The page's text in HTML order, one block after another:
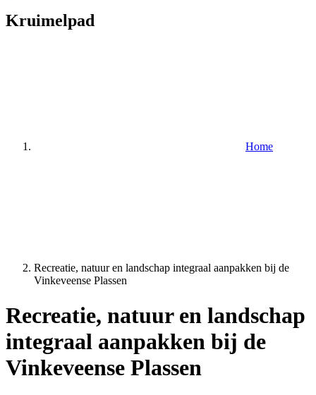
Kruimelpad
Home
Recreatie, natuur en landschap integraal aanpakken bij de
Vinkeveense Plassen
Recreatie, natuur en landschap
integraal aanpakken bij de
Vinkeveense Plassen